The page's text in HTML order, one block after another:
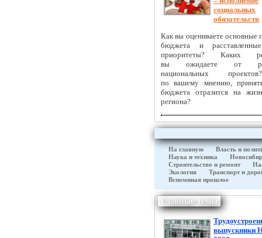
социальных
обязательств
Как вы оцениваете основные
бюджета и
приоритеты? Каких
вы ожидаете от
национальных
по вашему мнению,
бюджета отразится на
региона?
На главную
Власть и
Наука и техника
Строительство и ремонт
Экология
Транспорт и
Вспоминая прошлое
Главные темы
выпускники